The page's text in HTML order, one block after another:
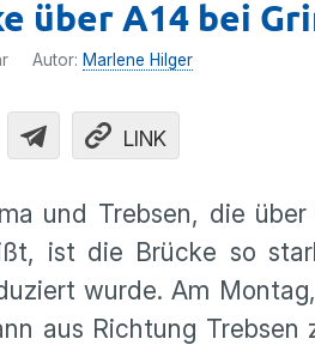
über A14 bei
Autor: Marlene Hilger
LINK
und Trebsen, die
ist die Brücke so
wurde. Am
aus Richtung Trebsen